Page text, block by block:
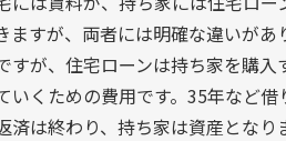
ますが、両者には明確な違いがあ
すが、住宅ローンは持ち家を購入
いくための費用です。35年など借
済は終わり、持ち家は資産となり